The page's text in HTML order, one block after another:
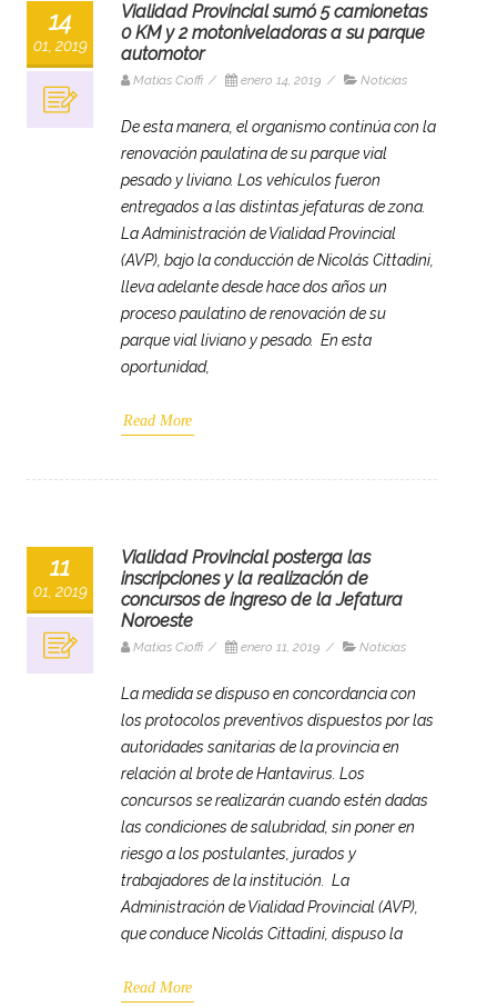
14
01, 2019
Vialidad Provincial sumó 5 camionetas
0 KM y 2 motoniveladoras a su parque
automotor
Matias Cioffi / enero 14, 2019 / Noticias
De esta manera, el organismo continúa con la
renovación paulatina de su parque vial
pesado y liviano. Los vehículos fueron
entregados a las distintas jefaturas de zona.
La Administración de Vialidad Provincial
(AVP), bajo la conducción de Nicolás Cittadini,
lleva adelante desde hace dos años un
proceso paulatino de renovación de su
parque vial liviano y pesado. En esta
oportunidad,
Read More
11
01, 2019
Vialidad Provincial posterga las
inscripciones y la realización de
concursos de ingreso de la Jefatura
Noroeste
Matias Cioffi / enero 11, 2019 / Noticias
La medida se dispuso en concordancia con
los protocolos preventivos dispuestos por las
autoridades sanitarias de la provincia en
relación al brote de Hantavirus. Los
concursos se realizarán cuando estén dadas
las condiciones de salubridad, sin poner en
riesgo a los postulantes, jurados y
trabajadores de la institución. La
Administración de Vialidad Provincial (AVP),
que conduce Nicolás Cittadini, dispuso la
Read More